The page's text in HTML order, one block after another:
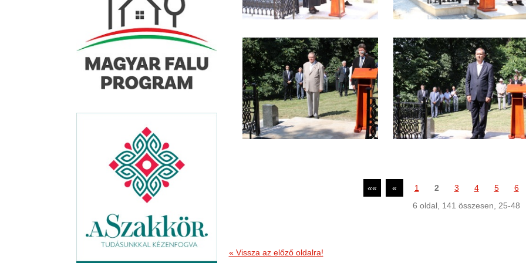
«« « 1 2 3 4 5
6
6 oldal, 141 összesen, 25-48
« Vissza az előző oldalra!